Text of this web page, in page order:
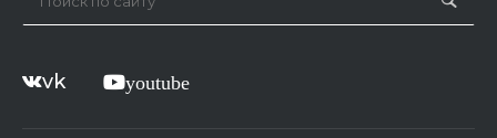
vk youtube